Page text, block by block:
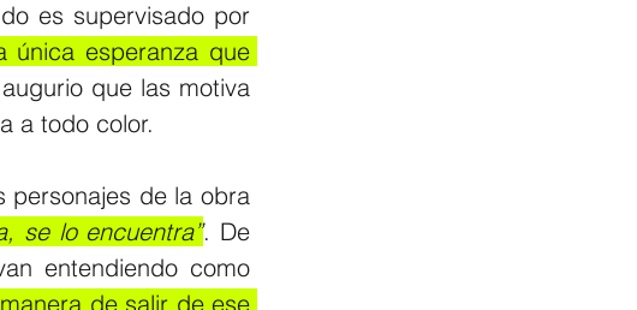
es supervisado por
única esperanza que
que las motiva
a todo color.
personajes de la obra
se lo encuentra”. De
entendiendo como
de salir de ese